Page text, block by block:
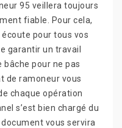
95 veillera toujours
fiable. Pour cela,
pour tous vos
garantir un travail
bâche pour ne pas
de ramoneur vous
chaque opération
s’est bien chargé du
vous servira